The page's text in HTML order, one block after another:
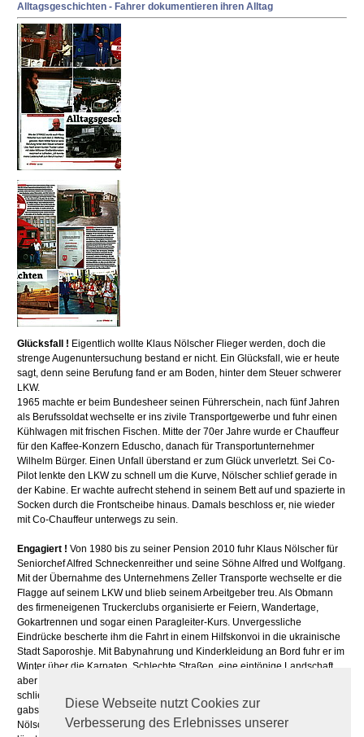
Diese Webseite nutzt Cookies zur
Verbesserung des Erlebnisses unserer
Alltagsgeschichten - Fahrer dokumentieren ihren Alltag
Glücksfall ! Eigentlich wollte Klaus Nölscher Flieger werden, doch die
strenge Augenuntersuchung bestand er nicht. Ein Glücksfall, wie er heute
sagt, denn seine Berufung fand er am Boden, hinter dem Steuer schwerer
LKW.
1965 machte er beim Bundesheer seinen Führerschein, nach fünf Jahren
als Berufssoldat wechselte er ins zivile Transportgewerbe und fuhr einen
Kühlwagen mit frischen Fischen. Mitte der 70er Jahre wurde er Chauffeur
für den Kaffee-Konzern Eduscho, danach für Transportunternehmer
Wilhelm Bürger. Einen Unfall überstand er zum Glück unverletzt. Sei Co-
Pilot lenkte den LKW zu schnell um die Kurve, Nölscher schlief gerade in
der Kabine. Er wachte aufrecht stehend in seinem Bett auf und spazierte in
Socken durch die Frontscheibe hinaus. Damals beschloss er, nie wieder
mit Co-Chauffeur unterwegs zu sein.
Engagiert ! Von 1980 bis zu seiner Pension 2010 fuhr Klaus Nölscher für
Seniorchef Alfred Schneckenreither und seine Söhne Alfred und Wolfgang.
Mit der Übernahme des Unternehmens Zeller Transporte wechselte er die
Flagge auf seinem LKW und blieb seinem Arbeitgeber treu. Als Obmann
des firmeneigenen Truckerclubs organisierte er Feiern, Wandertage,
Gokartrennen und sogar einen Paragleiter-Kurs. Unvergessliche
Eindrücke bescherte ihm die Fahrt in einem Hilfskonvoi in die ukrainische
Stadt Saporoshje. Mit Babynahrung und Kinderkleidung an Bord fuhr er im
Winter über die Karpaten. Schlechte Straßen, eine eintönige Landschaft,
aber die Bevölkerung überaus herzlich. Die Babys im Krankenhaus
schliefen in Obstkisten, die Politkommissare trugen Ledermäntel, fürs Volk
gabs Rote-Rübensuppe. Heute, in der Pension, kümmert sich Klaus
Nölscher vor allem um seine Enkerl und seinen Hund. Doch die Straße